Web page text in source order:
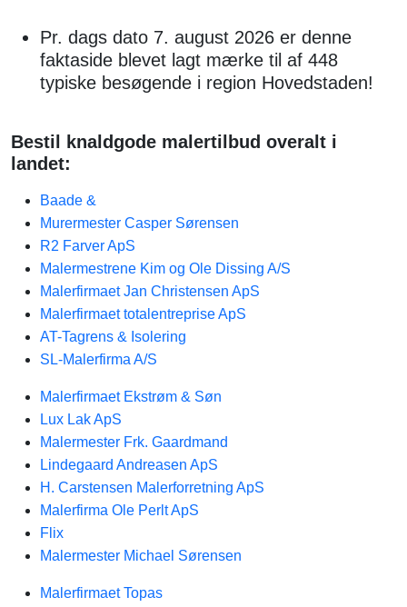
Pr. dags dato 7. august 2026 er denne
faktaside blevet lagt mærke til af 448
typiske besøgende i region Hovedstaden!
Bestil knaldgode malertilbud overalt i
landet:
Baade &
Murermester Casper Sørensen
R2 Farver ApS
Malermestrene Kim og Ole Dissing A/S
Malerfirmaet Jan Christensen ApS
Malerfirmaet totalentreprise​ ApS
AT-Tagrens & Isolering
SL-Malerfirma A/S
Malerfirmaet Ekstrøm & Søn
Lux Lak ApS
Malermester Frk. Gaardmand
Lindegaard Andreasen ApS
H. Carstensen Malerforretning ApS
Malerfirma Ole Perlt ApS
Flix
Malermester Michael Sørensen
Malerfirmaet Topas